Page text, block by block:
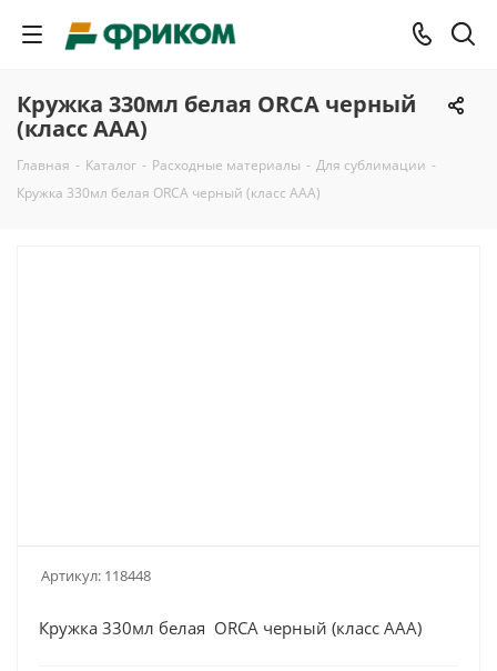
Кружка 330мл белая ORCA черный
(класс ААА)
Главная - Каталог - Расходные материалы - Для сублимации -
Кружка 330мл белая ORCA черный (класс ААА)
Артикул: 118448
Кружка 330мл белая ORCA черный (класс ААА)